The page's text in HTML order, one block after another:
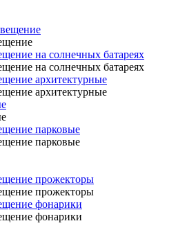
на солнечных батареях
на солнечных батареях
архитектурные
архитектурные
парковые
парковые
прожекторы
прожекторы
фонарики
фонарики